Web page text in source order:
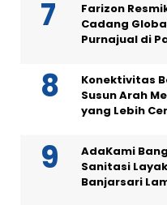
Farizon
Cadang
Purnajual di
Konektivitas
Susun Arah
yang Lebih
AdaKami
Sanitasi
Banjarsari